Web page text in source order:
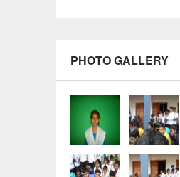
PHOTO GALLERY